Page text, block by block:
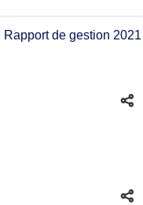
Rapport de gestion 2021